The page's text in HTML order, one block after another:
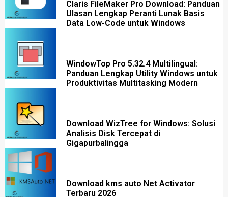
Claris FileMaker Pro Download: Panduan
Ulasan Lengkap Peranti Lunak Basis
Data Low-Code untuk Windows
WindowTop Pro 5.32.4 Multilingual:
Panduan Lengkap Utility Windows untuk
Produktivitas Multitasking Modern
Download WizTree for Windows: Solusi
Analisis Disk Tercepat di
Gigapurbalingga
Download kms auto Net Activator
Terbaru 2026